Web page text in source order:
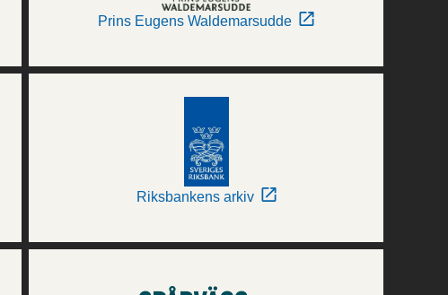
Prins Eugens Waldemarsudde
Riksbankens arkiv